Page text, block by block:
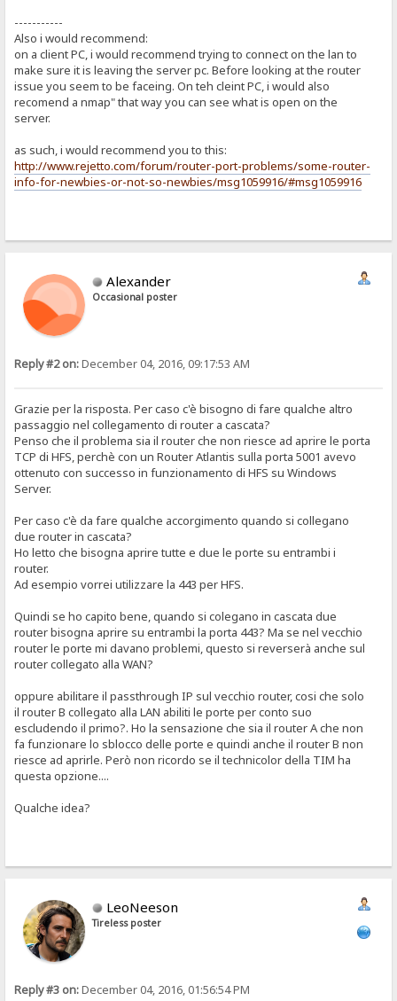
-----------
Also i would recommend:
on a client PC, i would recommend trying to connect on the lan to
make sure it is leaving the server pc. Before looking at the router
issue you seem to be faceing. On teh cleint PC, i would also
recomend a nmap" that way you can see what is open on the
server.
as such, i would recommend you to this:
http://www.rejetto.com/forum/router-port-problems/some-router-
info-for-newbies-or-not-so-newbies/msg1059916/#msg1059916
Alexander
Occasional poster
Reply #2 on:December 04, 2016, 09:17:53 AM
Grazie per la risposta. Per caso c'è bisogno di fare qualche altro
passaggio nel collegamento di router a cascata?
Penso che il problema sia il router che non riesce ad aprire le porta
TCP di HFS, perchè con un Router Atlantis sulla porta 5001 avevo
ottenuto con successo in funzionamento di HFS su Windows
Server.
Per caso c'è da fare qualche accorgimento quando si collegano
due router in cascata?
Ho letto che bisogna aprire tutte e due le porte su entrambi i
router.
Ad esempio vorrei utilizzare la 443 per HFS.
Quindi se ho capito bene, quando si colegano in cascata due
router bisogna aprire su entrambi la porta 443? Ma se nel vecchio
router le porte mi davano problemi, questo si reverserà anche sul
router collegato alla WAN?
oppure abilitare il passthrough IP sul vecchio router, cosi che solo
il router B collegato alla LAN abiliti le porte per conto suo
escludendo il primo?. Ho la sensazione che sia il router A che non
fa funzionare lo sblocco delle porte e quindi anche il router B non
riesce ad aprirle. Però non ricordo se il technicolor della TIM ha
questa opzione....
Qualche idea?
LeoNeeson
Tireless poster
Reply #3 on:December 04, 2016, 01:56:54 PM